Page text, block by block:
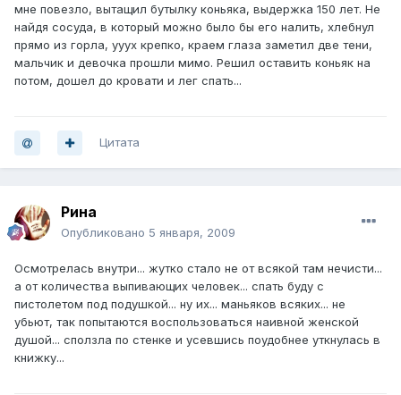
мне повезло, вытащил бутылку коньяка, выдержка 150 лет. Не
найдя сосуда, в который можно было бы его налить, хлебнул
прямо из горла, ууух крепко, краем глаза заметил две тени,
мальчик и девочка прошли мимо. Решил оставить коньяк на
потом, дошел до кровати и лег спать...
Цитата
Рина
Опубликовано 5 января, 2009
Осмотрелась внутри... жутко стало не от всякой там нечисти...
а от количества выпивающих человек... спать буду с
пистолетом под подушкой... ну их... маньяков всяких... не
убьют, так попытаются воспользоваться наивной женской
душой... сползла по стенке и усевшись поудобнее уткнулась в
книжку...